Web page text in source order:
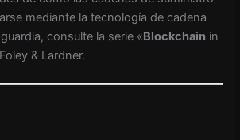
mediante la tecnología de cadena
consulte la serie «Blockchain in
& Lardner.